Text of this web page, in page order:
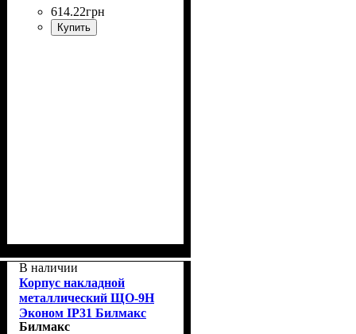
614.22грн
Купить
В наличии
Корпус накладной
металлический ЩО-9Н
Эконом IP31 Билмакс
Билмакс